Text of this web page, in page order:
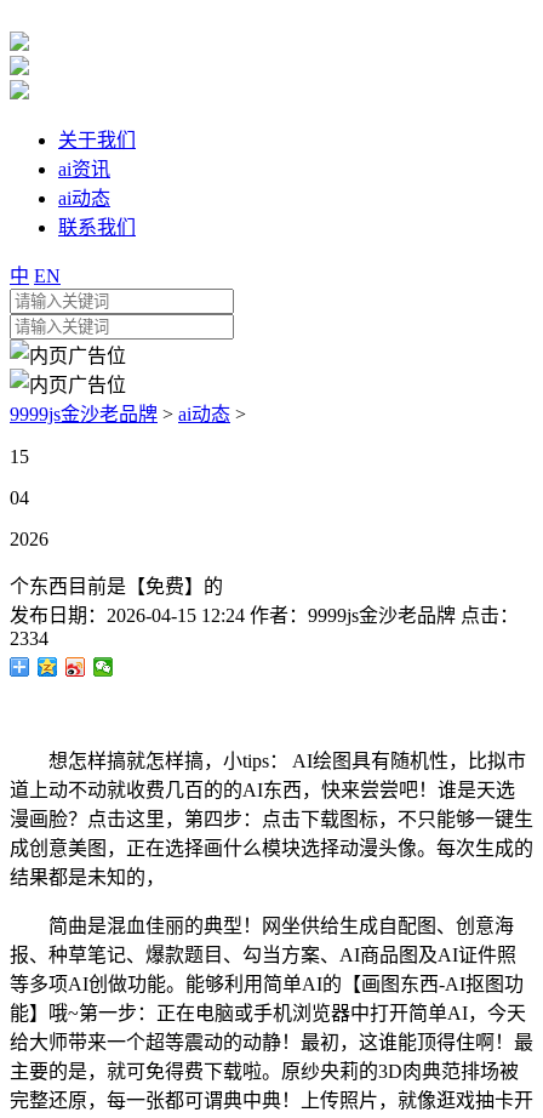
关于我们
ai资讯
ai动态
联系我们
中 EN
9999js金沙老品牌 > ai动态 >
15
04
2026
个东西目前是【免费】的
发布日期： 2026-04-15 12:24 作者： 9999js金沙老品牌 点击：
2334
想怎样搞就怎样搞，小tips： AI绘图具有随机性，比拟市
道上动不动就收费几百的的AI东西，快来尝尝吧！谁是天选
漫画脸？点击这里，第四步：点击下载图标，不只能够一键生
成创意美图，正在选择画什么模块选择动漫头像。每次生成的
结果都是未知的，
简曲是混血佳丽的典型！网坐供给生成自配图、创意海
报、种草笔记、爆款题目、勾当方案、AI商品图及AI证件照
等多项AI创做功能。能够利用简单AI的【画图东西-AI抠图功
能】哦~第一步：正在电脑或手机浏览器中打开简单AI，今天
给大师带来一个超等震动的动静！最初，这谁能顶得住啊！最
主要的是，就可免得费下载啦。原纱央莉的3D肉典范排场被
完整还原，每一张都可谓典中典！上传照片，就像逛戏抽卡开